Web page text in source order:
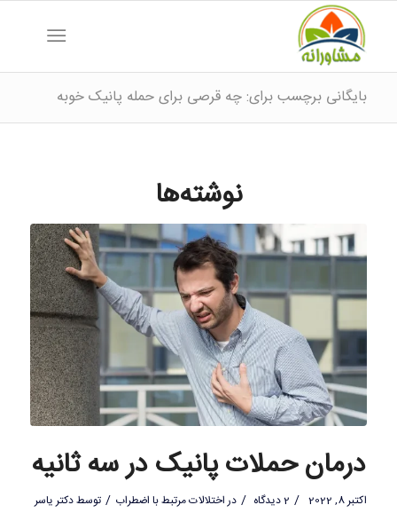
بایگانی برچسب برای: چه قرصی برای حمله پانیک خوبه
نوشته‌ها
درمان حملات پانیک در سه ثانیه
اکتبر 8, 2022 / 2 دیدگاه / دراختلالات مرتبط با اضطراب / توسطدکتر یاسر